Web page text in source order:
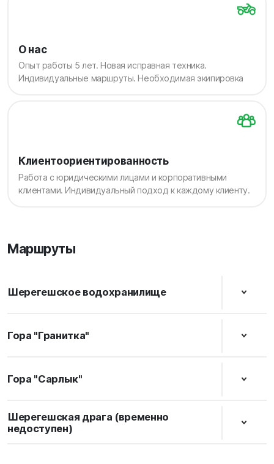
О нас
Опыт работы 5 лет. Новая исправная техника.
Индивидуальные маршруты. Необходимая экипировка
Клиентоориентированность
Работа с юридическими лицами и корпоративными
клиентами. Индивидуальный подход к каждому клиенту.
Маршруты
Шерегешское водохранилище
Гора "Гранитка"
Гора "Сарлык"
Шерегешская драга (временно
недоступен)